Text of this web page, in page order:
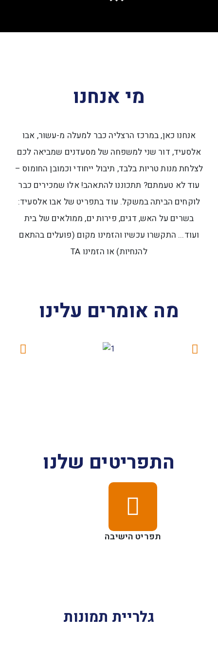
מי אנחנו
אנחנו כאן, במרכז הרצליה כבר למעלה מ-עשור, אבו
אלסעיד, דור שני למשפחה של מסעדנים שמביאה לכם
לצלחת מנות טריות בלבד, תיבול ייחודי וכמובן החומוס –
עוד לא טעמתם? תתכוננו להתאהב! אלו שמכירים כבר
לוקחים הביתה במשקל. עוד בתפריט של אבו אלסעיד:
בשרים על האש, דגים, פירות ים, ממולאים של בית
ועוד... התקשרו עכשיו והזמינו מקום (פועלים בהתאם
להנחיות) או הזמינו TA
מה אומרים עלינו
התפריטים שלנו
תפריט הישיבה
גלריית תמונות